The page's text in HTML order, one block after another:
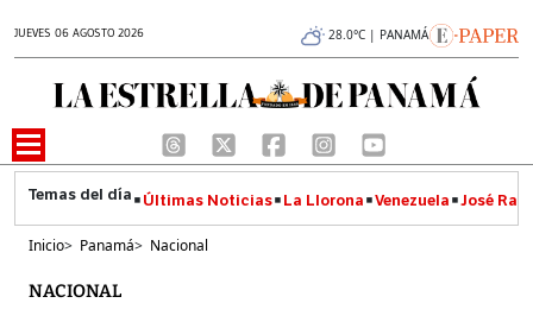
JUEVES 06 AGOSTO 2026 28.0°C | PANAMÁ
Últimas Noticias La Llorona Venezuela José
Inicio> Panamá> Nacional
NACIONAL